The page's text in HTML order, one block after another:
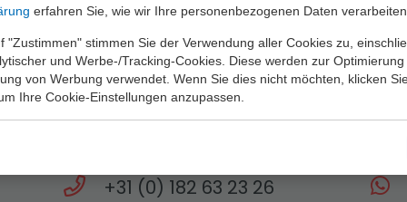
erfahren Sie, wie wir Ihre personenbezogenen Daten verarbeiten.
"Zustimmen" stimmen Sie der Verwendung aller Cookies zu,
und Werbe-/Tracking-Cookies. Diese werden zur
von Werbung verwendet. Wenn Sie dies nicht möchten, klicken
Ihre Cookie-Einstellungen anzupassen.
Brauchen Sie Hilfe?
steht Ihnen unser Team bis 17 Uhr zur
+31 (0) 182 63 23 26